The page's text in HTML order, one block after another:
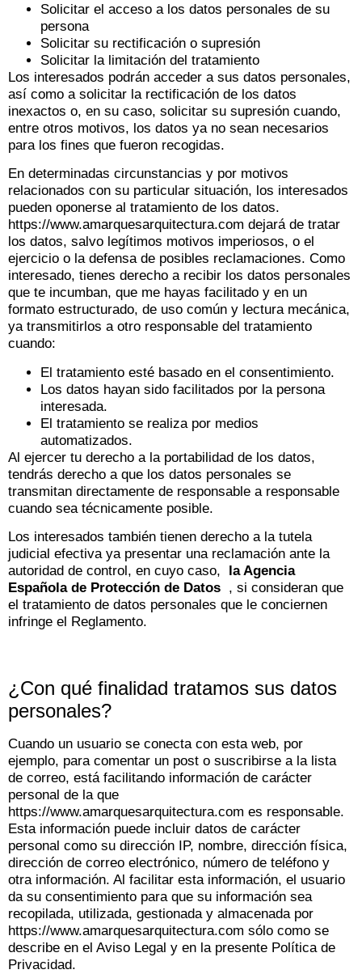
Solicitar el acceso a los datos personales de su
persona
Solicitar su rectificación o supresión
Solicitar la limitación del tratamiento
Los interesados ​​podrán acceder a sus datos personales,
así como a solicitar la rectificación de los datos
inexactos o, en su caso, solicitar su supresión cuando,
entre otros motivos, los datos ya no sean necesarios
para los fines que fueron recogidas.
En determinadas circunstancias y por motivos
relacionados con su particular situación, los interesados ​​
pueden oponerse al tratamiento de los datos.
https://www.amarquesarquitectura.com dejará de tratar
los datos, salvo legítimos motivos imperiosos, o el
ejercicio o la defensa de posibles reclamaciones. Como
interesado, tienes derecho a recibir los datos personales
que te incumban, que me hayas facilitado y en un
formato estructurado, de uso común y lectura mecánica,
ya transmitirlos a otro responsable del tratamiento
cuando:
El tratamiento esté basado en el consentimiento.
Los datos hayan sido facilitados por la persona
interesada.
El tratamiento se realiza por medios
automatizados.
Al ejercer tu derecho a la portabilidad de los datos,
tendrás derecho a que los datos personales se
transmitan directamente de responsable a responsable
cuando sea técnicamente posible.
Los interesados ​​también tienen derecho a la tutela
judicial efectiva ya presentar una reclamación ante la
autoridad de control, en cuyo caso, la Agencia
Española de Protección de Datos , si consideran que
el tratamiento de datos personales que le conciernen
infringe el Reglamento.
¿Con qué finalidad tratamos sus datos
personales?
Cuando un usuario se conecta con esta web, por
ejemplo, para comentar un post o suscribirse a la lista
de correo, está facilitando información de carácter
personal de la que
https://www.amarquesarquitectura.com es responsable.
Esta información puede incluir datos de carácter
personal como su dirección IP, nombre, dirección física,
dirección de correo electrónico, número de teléfono y
otra información. Al facilitar esta información, el usuario
da su consentimiento para que su información sea
recopilada, utilizada, gestionada y almacenada por
https://www.amarquesarquitectura.com sólo como se
describe en el Aviso Legal y en la presente Política de
Privacidad.